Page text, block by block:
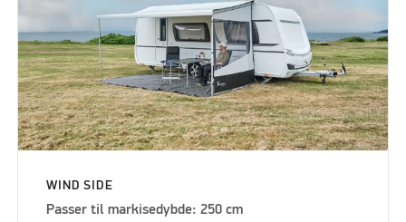
WIND SIDE
Passer til markisedybde: 250 cm